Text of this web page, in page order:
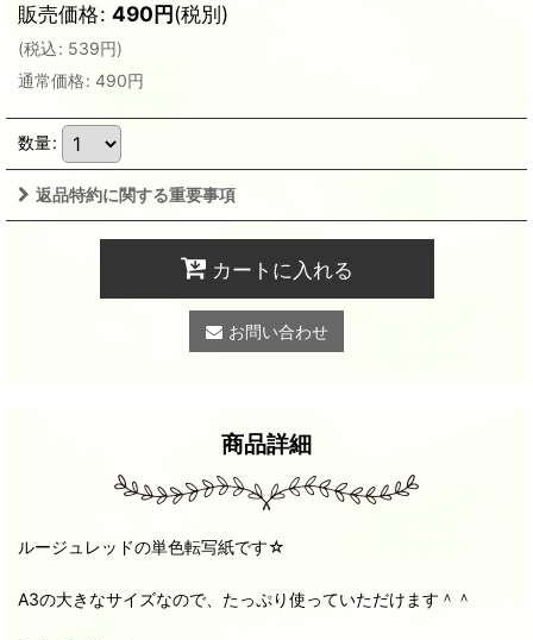
販売価格: 490円(税別)
(税込: 539円)
通常価格: 490円
数量:
返品特約に関する重要事項
カートに入れる
お問い合わせ
商品詳細
ルージュレッドの単色転写紙です☆
A3の大きなサイズなので、たっぷり使っていただけます＾＾